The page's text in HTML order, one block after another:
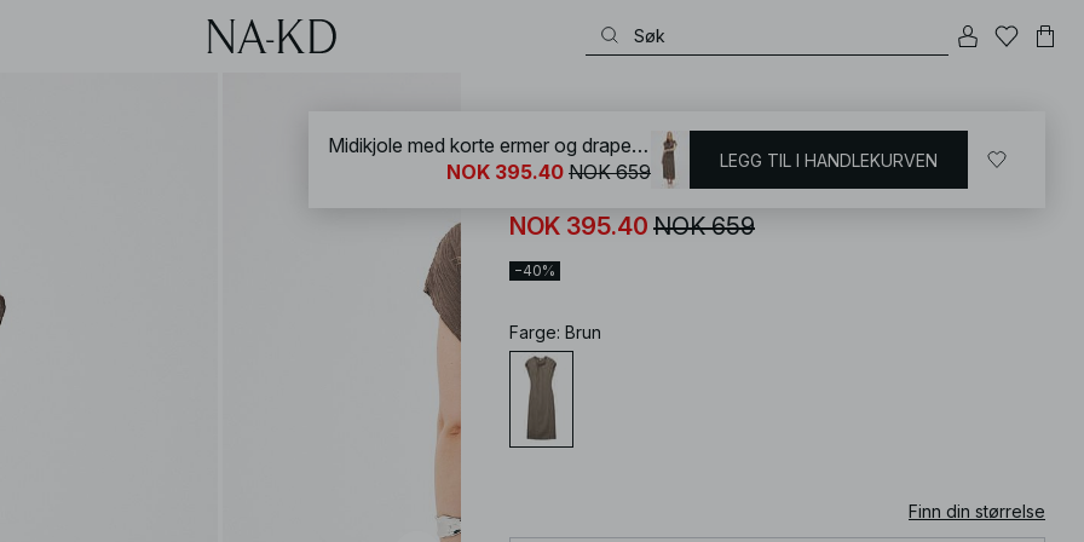
Midikjole med korte ermer og drapert hals
NOK 395.40 NOK 659
−40%
Farge: Brun
Finn din størrelse
Midikjole med korte ermer og drapert hals
NOK 395.40 NOK 659 LEGG TIL I HANDLEKURVEN